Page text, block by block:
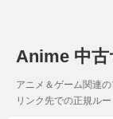
Anime 中古
アニメ＆ゲーム関連
リンク先での正規ル